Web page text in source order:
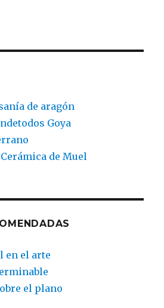
de aragón
Goya
de Muel
en el arte
el plano